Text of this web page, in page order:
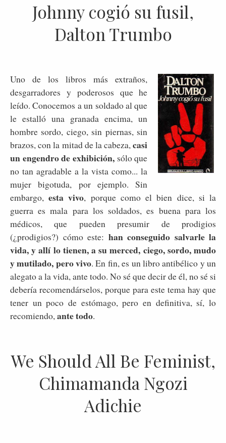
Johnny cogió su fusil,
Dalton Trumbo
Uno de los libros más extraños,
desgarradores y poderosos que he
leído. Conocemos a un soldado al que
le estalló una granada encima, un
hombre sordo, ciego, sin piernas, sin
brazos, con la mitad de la cabeza,casi
un engendro de exhibición, sólo que
no tan agradable a la vista como... la
mujer bigotuda, por ejemplo. Sin
embargo,esta vivo, porque como el bien dice, si la
guerra es mala para los soldados, es buena para los
médicos, que pueden presumir de prodigios
(¿prodigios?) cómo este: han conseguido salvarle la
vida, y allí lo tienen, a su merced, ciego, sordo, mudo
y mutilado, pero vivo. En fin, es un libro antibélico y un
alegato a la vida, ante todo. No sé que decir de él, no sé si
debería recomendárselos, porque para este tema hay que
tener un poco de estómago, pero en definitiva, sí, lo
recomiendo,ante todo.
We Should All Be Feminist,
Chimamanda Ngozi
Adichie